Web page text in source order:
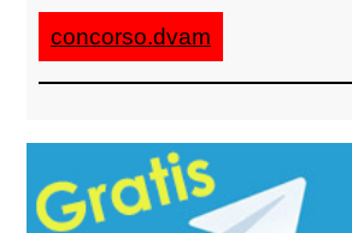
concorso.dvam